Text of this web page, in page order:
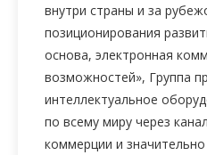
внутри страны и за
позиционирования
основа, электронная
возможностей», Группа
интеллектуальное
по всему миру через
коммерции и